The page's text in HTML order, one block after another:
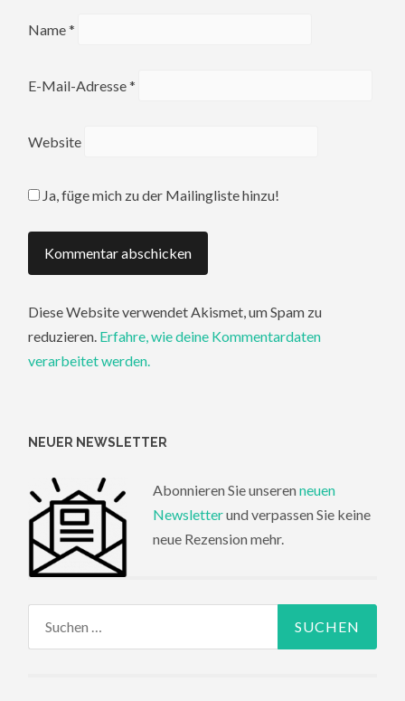
Name*
E-Mail-Adresse*
Website
Ja, füge mich zu der Mailingliste hinzu!
Diese Website verwendet Akismet, um Spam zu
reduzieren. Erfahre, wie deine Kommentardaten
verarbeitet werden.
NEUER NEWSLETTER
Abonnieren Sie unseren neuen
Newsletterund verpassen Sie keine
neue Rezension mehr.